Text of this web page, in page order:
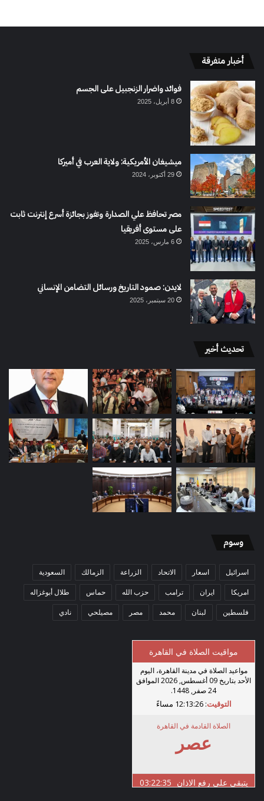
أخبار متفرقة
فوائد واضرار الزنجبيل على الجسم
8 أبريل، 2025
ميشيغان الأمريكية: ولاية العرب في أميركا
29 أكتوبر، 2024
مصر تحافظ علي الصدارة وتفوز بجائزة أسرع إنترنت ثابت
على مستوى أفريقيا
6 مارس، 2025
لايدن: صمود التاريخ ورسائل التضامن الإنساني
20 سبتمبر، 2025
تحديث أخير
وسوم
اسرائيل اسعار الاتحاد الزراعة الزمالك السعودية
امريكا ايران ترامب حزب الله حماس طلال أبوغزاله
فلسطين لبنان محمد مصر مصيلحي نادي